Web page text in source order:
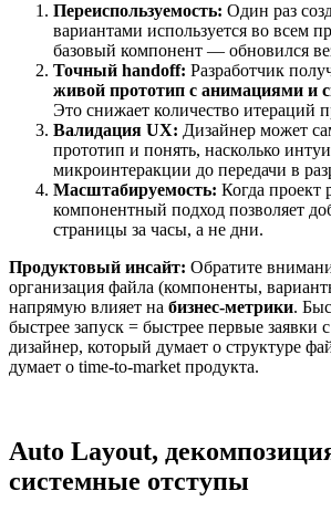
Переиспользуемость: Один раз
вариантами используется во всем
базовый компонент — обновился
Точный handoff: Разработчик
живой прототип с анимациями и
Это снижает количество итераций
Валидация UX: Дизайнер может
прототип и понять, насколько
микроинтеракции до передачи в
Масштабируемость: Когда проект
компонентный подход позволяет
страницы за часы, а не дни.
Продуктовый инсайт: Обратите
организация файла (компоненты,
напрямую влияет на бизнес-метрики.
быстрее запуск = быстрее первые заявки
дизайнер, который думает о структуре
думает о time-to-market продукта.
Auto Layout,
системные отступы